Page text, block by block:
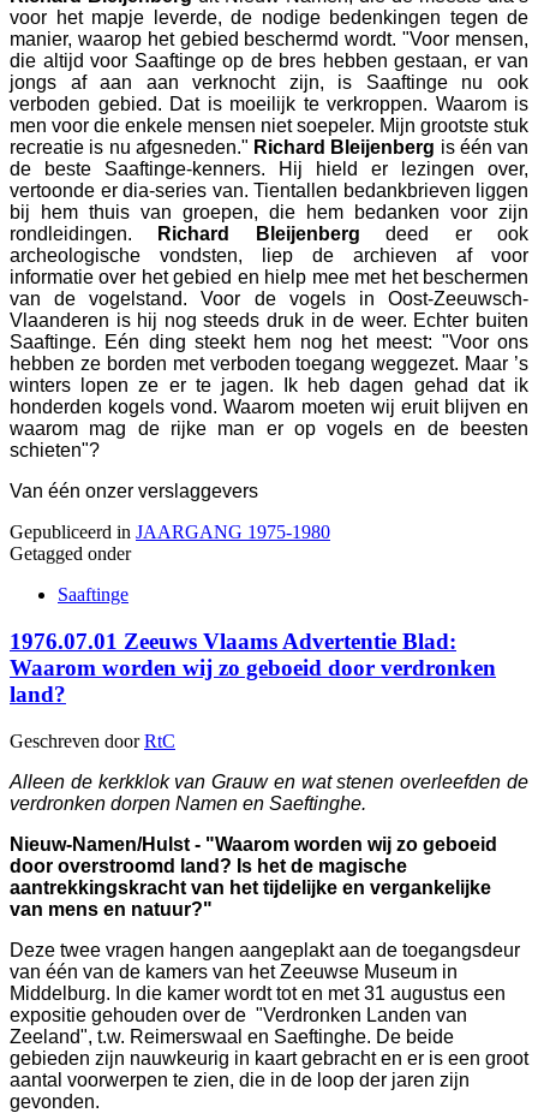
voor het mapje leverde, de nodige bedenkingen tegen de
manier, waarop het gebied beschermd wordt. "Voor mensen,
die altijd voor Saaftinge op de bres hebben gestaan, er van
jongs af aan aan verknocht zijn, is Saaftinge nu ook
verboden gebied. Dat is moeilijk te verkroppen. Waarom is
men voor die enkele mensen niet soepeler. Mijn grootste stuk
recreatie is nu afgesneden." Richard Bleijenberg is één van
de beste Saaftinge-kenners. Hij hield er lezingen over,
vertoonde er dia-series van. Tientallen bedankbrieven liggen
bij hem thuis van groepen, die hem bedanken voor zijn
rondleidingen.
Richard Bleijenberg deed er ook
archeologische vondsten, liep de archieven af voor
informatie over het gebied en hielp mee met het beschermen
van de vogelstand. Voor de vogels in Oost-Zeeuwsch-
Vlaanderen is hij nog steeds druk in de weer. Echter buiten
Saaftinge. Eén ding steekt hem nog het meest: "Voor ons
hebben ze borden met verboden toegang weggezet. Maar ’s
winters lopen ze er te jagen. Ik heb dagen gehad dat ik
honderden kogels vond. Waarom moeten wij eruit blijven en
waarom mag de rijke man er op vogels en de beesten
schieten"?
Van één onzer verslaggevers
Gepubliceerd in JAARGANG 1975-1980
Getagged onder
Saaftinge
1976.07.01 Zeeuws Vlaams Advertentie Blad:
Waarom worden wij zo geboeid door verdronken
land?
Geschreven doorRtC
Alleen de kerkklok van Grauw en wat stenen overleefden de
verdronken dorpen Namen en Saeftinghe.
Nieuw-Namen/Hulst - "Waarom worden wij zo geboeid
door overstroomd land? Is het de magische
aantrekkingskracht van het tijdelijke en vergankelijke
van mens en natuur?"
Deze twee vragen hangen aangeplakt aan de toegangsdeur
van één van de kamers van het Zeeuwse Museum in
Middelburg. In die kamer wordt tot en met 31 augustus een
expositie gehouden over de "Verdronken Landen van
Zeeland", t.w. Reimerswaal en Saeftinghe. De beide
gebieden zijn nauwkeurig in kaart gebracht en er is een groot
aantal voorwerpen te zien, die in de loop der jaren zijn
gevonden.